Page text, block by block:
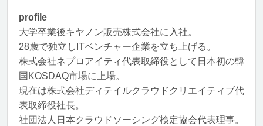
profile
大学卒業後キヤノン販売株式会社に入社。
28歳で独立しITベンチャー企業を立ち上げる。
株式会社ネプロアイティ代表取締役として日本初の韓
国KOSDAQ市場に上場。
現在は株式会社ディテイルクラウドクリエイティブ代
表取締役社長。
社団法人日本クラウドソーシング検定協会代表理事。